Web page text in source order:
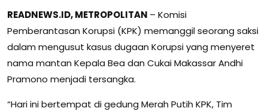
READNEWS.ID, METROPOLITAN – Komisi
Pemberantasan Korupsi (KPK) memanggil seorang saksi
dalam mengusut kasus dugaan Korupsi yang menyeret
nama mantan Kepala Bea dan Cukai Makassar Andhi
Pramono menjadi tersangka.
“Hari ini bertempat di gedung Merah Putih KPK, Tim